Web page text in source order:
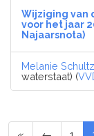
Wijziging van
voor het jaar
Najaarsnota)
Melanie
waterstaat) (